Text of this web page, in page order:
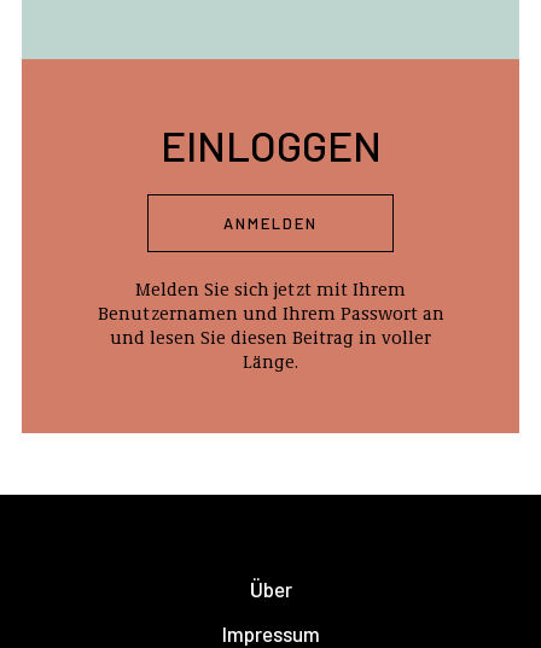
EINLOGGEN
ANMELDEN
Melden Sie sich jetzt mit Ihrem
Benutzernamen und Ihrem Passwort an
und lesen Sie diesen Beitrag in voller
Länge.
Über
Impressum